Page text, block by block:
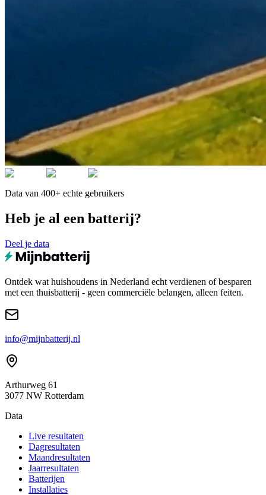
Data van 400+ echte gebruikers
Heb je al een batterij?
Deel je data
Ontdek wat huishoudens in Nederland echt verdienen of besparen
met een thuisbatterij - geen commerciële belangen, alleen feiten.
info@mijnbatterij.nl
Arthurweg 61
3077 NW Rotterdam
Data
Live resultaten
Dagresultaten
Maandresultaten
Jaarresultaten
Batterijen
Installaties